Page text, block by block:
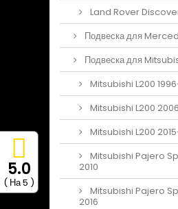
Land Rover
Подвеска для
Подвеска для
Mitsubishi L200
Mitsubishi L200
Mitsubishi L200
Mitsubishi Pajero
2010
Mitsubishi Pajero
2016
5.0
( На 5 )